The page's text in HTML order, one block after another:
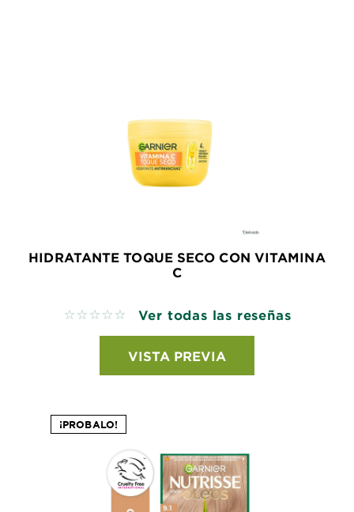
HIDRATANTE TOQUE SECO CON VITAMINA
C
No reviews Ver todas las reseñas
VISTA PREVIA
¡PROBALO!